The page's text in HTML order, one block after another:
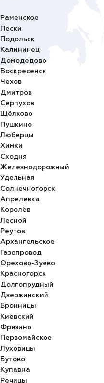
Раменское
Пески
Подольск
Калининец
Домодедово
Воскресенск
Чехов
Дмитров
Серпухов
Щёлково
Пушкино
Люберцы
Химки
Сходня
Железнодорожный
Удельная
Солнечногорск
Апрелевка
Королёв
Лесной
Реутов
Архангельское
Газопровод
Орехово-Зуево
Красногорск
Долгопрудный
Дзержинский
Бронницы
Киевский
Фрязино
Первомайское
Луховицы
Бутово
Купавна
Речицы